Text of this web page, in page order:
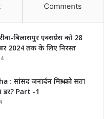
Comments
बिलासपुर एक्सप्रेस को 28
2024 तक के लिए निरस्त
सांसद जनार्दन मिश्रा को सता
डर? Part -1